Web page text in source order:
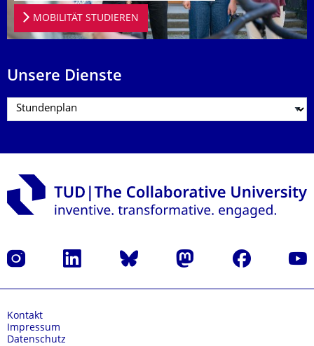
MOBILITÄT STUDIEREN
Unsere Dienste
Instagram LinkedIn Bluesky Mastodon Facebook
Kontakt
Impressum
Datenschutz